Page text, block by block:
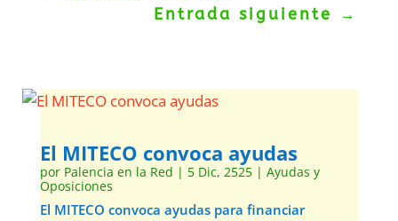
Entrada siguiente
→
El MITECO convoca ayudas
por Palencia en la Red | 5 Dic, 2525| Ayudas y
Oposiciones
El MITECO convoca ayudas para financiar